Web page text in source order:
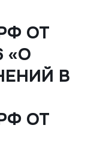
ОТ
«О
В
ОТ